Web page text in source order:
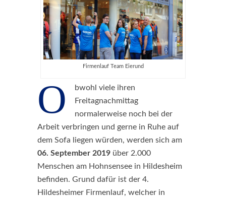
Firmenlauf Team Eierund
O
bwohl viele ihren
Freitagnachmittag
normalerweise noch bei der
Arbeit verbringen und gerne in Ruhe auf
dem Sofa liegen würden, werden sich am
06. September 2019 über 2.000
Menschen am Hohnsensee in Hildesheim
befinden. Grund dafür ist der 4.
Hildesheimer Firmenlauf, welcher in